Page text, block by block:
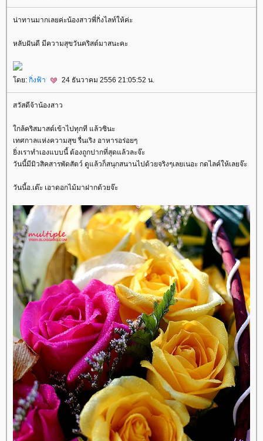
น่าทานมากเลยค่ะน้องสาวพี่กิ่งไลท์ให้ค่ะ
หลับฝันดี มีความสุขวันคริสต์มาสนะคะ
ดย: กิ่งฟ้า 24 ธันวาคม 2556 21:05:52 น.
สวัสดีจ้าน้องสาว
กล้คริสมาสต์เข้าไปทุกที แล้วซินะ
เทศกาลแห่งความสุข รื่นเริง อาหารอร่อยๆ
ิ่งเราทำเองแบบนี้ ต้องถูกปากที่สุดแล้วละจ๊ะ
วันนี้มีมิวสิคสารพัดสัตว์ ดูแล้วก็สนุกสนานไปด้วยจริงๆเลยเนอะ กดไลค์ให้เลยจ๊ะ
วันนี้อ.เต๊ะ เอาดอกไม้มาฝากด้วยจ๊ะ